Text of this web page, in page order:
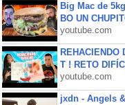
Big Mac de
BO UN
youtube.com
REHACIENDO
T ! RETO
youtube.com
jxdn - Angels